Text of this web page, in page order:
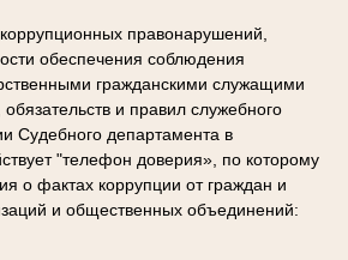
правонарушений,
обеспечения соблюдения
гражданскими служащими
и правил служебного
Судебного департамента в
"телефон доверия», по которому
о фактах коррупции от граждан и
и общественных объединений: